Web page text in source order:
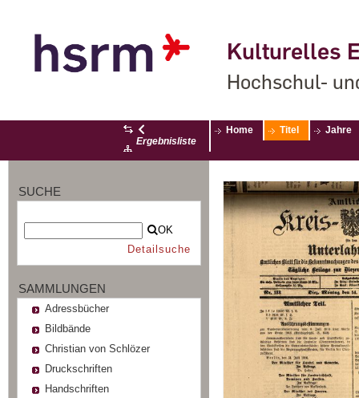
Kulturelles
Hochschul-
Ergebnisliste
Home Titel Jahre
SUCHE
OK
Detailsuche
SAMMLUNGEN
Adressbücher
Bildbände
Christian von Schlözer
Druckschriften
Handschriften